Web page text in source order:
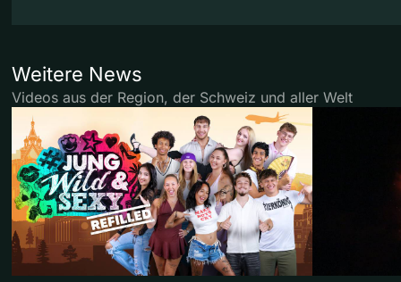
Weitere News
Videos aus der Region, der Schweiz und aller Welt